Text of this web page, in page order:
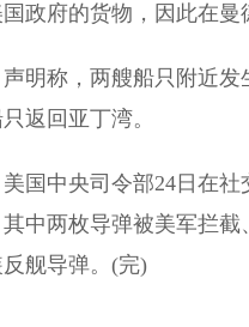
政府的货物，因此在曼
称，两艘船只附近发
返回亚丁湾。
中央司令部24日在社
中两枚导弹被美军拦
舰导弹。(完)